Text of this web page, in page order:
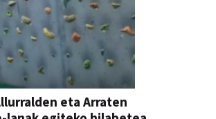
eta Arraten